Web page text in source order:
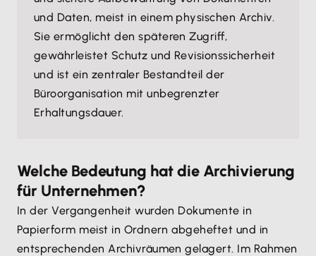
und Daten, meist in einem physischen Archiv.
Sie ermöglicht den späteren Zugriff,
gewährleistet Schutz und Revisionssicherheit
und ist ein zentraler Bestandteil der
Büroorganisation mit unbegrenzter
Erhaltungsdauer.
Welche Bedeutung hat die Archivierung
für Unternehmen?
In der Vergangenheit wurden Dokumente in
Papierform meist in Ordnern abgeheftet und in
entsprechenden Archivräumen gelagert. Im Rahmen